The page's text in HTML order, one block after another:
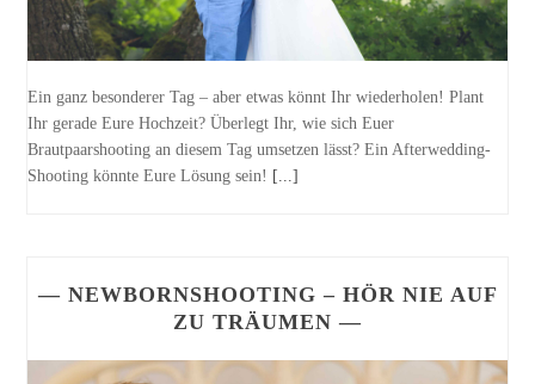
Ein ganz besonderer Tag – aber etwas könnt Ihr wiederholen! Plant
Ihr gerade Eure Hochzeit? Überlegt Ihr, wie sich Euer
Brautpaarshooting an diesem Tag umsetzen lässt? Ein Afterwedding-
Shooting könnte Eure Lösung sein! [...]
— NEWBORNSHOOTING – HÖR NIE AUF
ZU TRÄUMEN —